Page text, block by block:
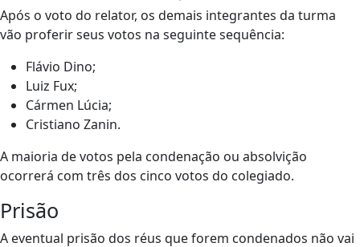
Após o voto do relator, os demais integrantes da turma
vão proferir seus votos na seguinte sequência:
Flávio Dino;
Luiz Fux;
Cármen Lúcia;
Cristiano Zanin.
A maioria de votos pela condenação ou absolvição
ocorrerá com três dos cinco votos do colegiado.
Prisão
A eventual prisão dos réus que forem condenados não vai